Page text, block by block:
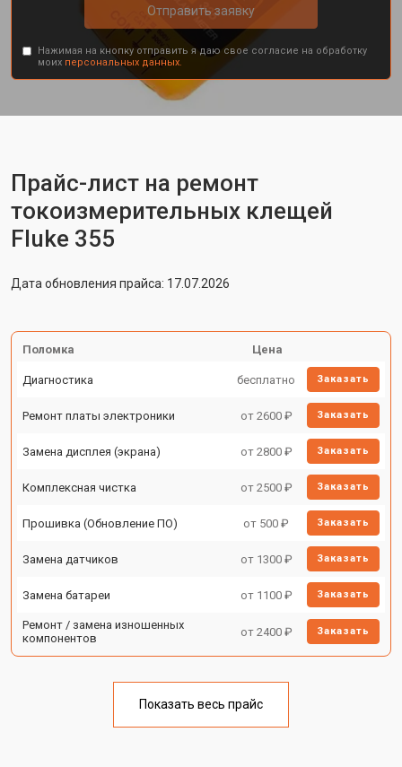
Отправить заявку
Нажимая на кнопку отправить я даю свое согласие на обработку
моих персональных данных.
Прайс-лист на ремонт
токоизмерительных клещей
Fluke 355
Дата обновления прайса: 17.07.2026
Поломка Цена
Диагностика бесплатно Заказать
Ремонт платы электроники от 2600 ₽ Заказать
Замена дисплея (экрана) от 2800 ₽ Заказать
Комплексная чистка от 2500 ₽ Заказать
Прошивка (Обновление ПО) от 500 ₽ Заказать
Замена датчиков от 1300 ₽ Заказать
Замена батареи от 1100 ₽ Заказать
Ремонт / замена изношенных
компонентов
от 2400 ₽ Заказать
Показать весь прайс